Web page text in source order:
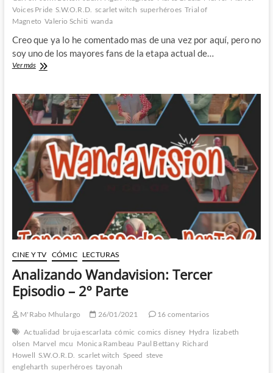
Voices Pride S.W.O.R.D. scarlet witch superhéroes Trial of
Magneto Valerio Schiti wanda
Creo que ya lo he comentado mas de una vez por aquí, pero no
soy uno de los mayores fans de la etapa actual de…
Ver másLa
rehabilitar
a
Magneto…
de
devolverle
lo
que
le
quitaron?
CINE Y TV CÓMIC LECTURAS
Analizando Wandavision: Tercer
Episodio – 2º Parte
M'Rabo Mhulargo 26/01/2021
16 comentarios
Actualidad bruja escarlata cómic comics disney Hydra lizabeth
olsen Marvel mcu Monica Rambeau Paul Bettany Richard
Howell S.W.O.R.D. scarlet witch Speed steve
engleharth superhéroes tayonah